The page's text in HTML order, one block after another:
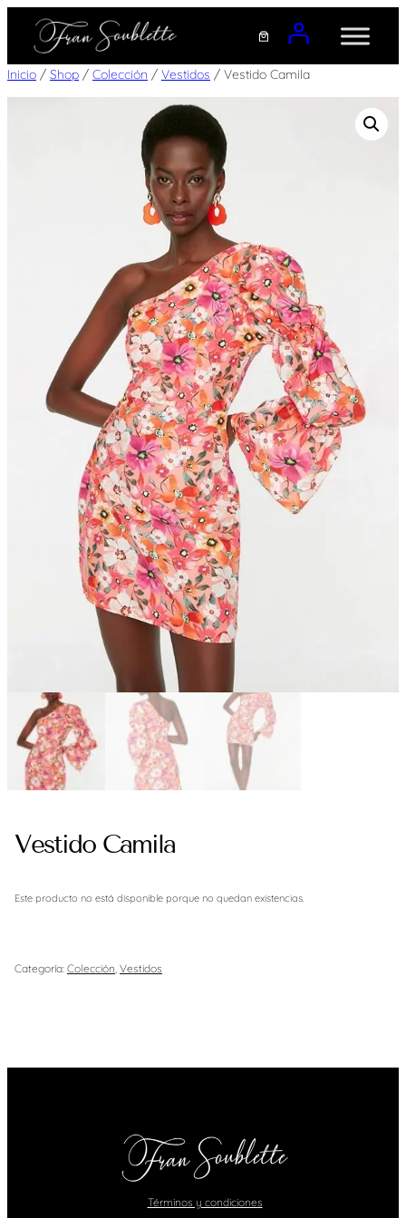
contenido
Inicio / Shop / Colección / Vestidos / Vestido Camila
Vestido Camila
Este producto no está disponible porque no quedan existencias.
Categoría: Colección, Vestidos
Términos y condiciones